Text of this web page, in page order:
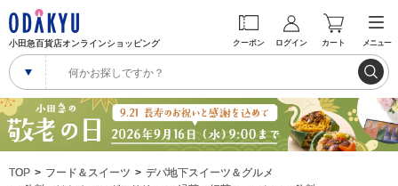
小田急百貨店オンラインショッピング クーポン ログイン カート メニュー
TOP フード＆スイーツ
デパ地下スイーツ＆グルメ